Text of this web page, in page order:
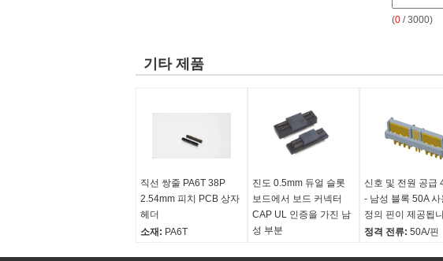
(0 / 3000)
기타 제품
직선 쌍줄 PA6T 38P
2.54mm 피치 PCB 상자
헤더
소재: PA6T
진도 0.5mm 듀얼 슬롯
보드에서 보드 커넥터
CAP UL 인증을 가진 남
성 부분
신호 및 전원 공급
- 남성 블록 50A 사
정의 핀이 제공됩
정격 전류: 50A/핀